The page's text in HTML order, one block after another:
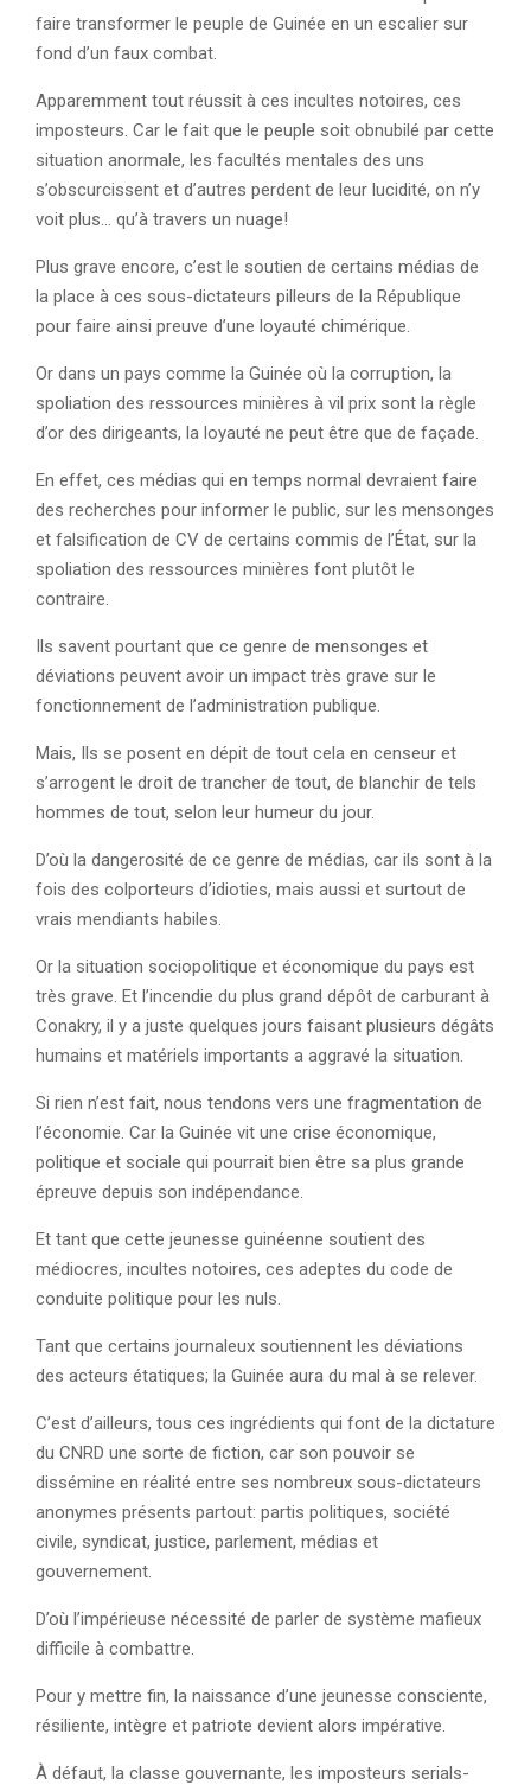
faire transformer le peuple de Guinée en un escalier sur
fond d’un faux combat.
Apparemment tout réussit à ces incultes notoires, ces
imposteurs. Car le fait que le peuple soit obnubilé par cette
situation anormale, les facultés mentales des uns
s’obscurcissent et d’autres perdent de leur lucidité, on n’y
voit plus… qu’à travers un nuage!
Plus grave encore, c’est le soutien de certains médias de
la place à ces sous-dictateurs pilleurs de la République
pour faire ainsi preuve d’une loyauté chimérique.
Or dans un pays comme la Guinée où la corruption, la
spoliation des ressources minières à vil prix sont la règle
d’or des dirigeants, la loyauté ne peut être que de façade.
En effet, ces médias qui en temps normal devraient faire
des recherches pour informer le public, sur les mensonges
et falsification de CV de certains commis de l’État, sur la
spoliation des ressources minières font plutôt le
contraire.
Ils savent pourtant que ce genre de mensonges et
déviations peuvent avoir un impact très grave sur le
fonctionnement de l’administration publique.
Mais, Ils se posent en dépit de tout cela en censeur et
s’arrogent le droit de trancher de tout, de blanchir de tels
hommes de tout, selon leur humeur du jour.
D’où la dangerosité de ce genre de médias, car ils sont à la
fois des colporteurs d’idioties, mais aussi et surtout de
vrais mendiants habiles.
Or la situation sociopolitique et économique du pays est
très grave. Et l’incendie du plus grand dépôt de carburant à
Conakry, il y a juste quelques jours faisant plusieurs dégâts
humains et matériels importants a aggravé la situation.
Si rien n’est fait, nous tendons vers une fragmentation de
l’économie. Car la Guinée vit une crise économique,
politique et sociale qui pourrait bien être sa plus grande
épreuve depuis son indépendance.
Et tant que cette jeunesse guinéenne soutient des
médiocres, incultes notoires, ces adeptes du code de
conduite politique pour les nuls.
Tant que certains journaleux soutiennent les déviations
des acteurs étatiques; la Guinée aura du mal à se relever.
C’est d’ailleurs, tous ces ingrédients qui font de la dictature
du CNRD une sorte de fiction, car son pouvoir se
dissémine en réalité entre ses nombreux sous-dictateurs
anonymes présents partout: partis politiques, société
civile, syndicat, justice, parlement, médias et
gouvernement.
D’où l’impérieuse nécessité de parler de système mafieux
difficile à combattre.
Pour y mettre fin, la naissance d’une jeunesse consciente,
résiliente, intègre et patriote devient alors impérative.
À défaut, la classe gouvernante, les imposteurs serials-